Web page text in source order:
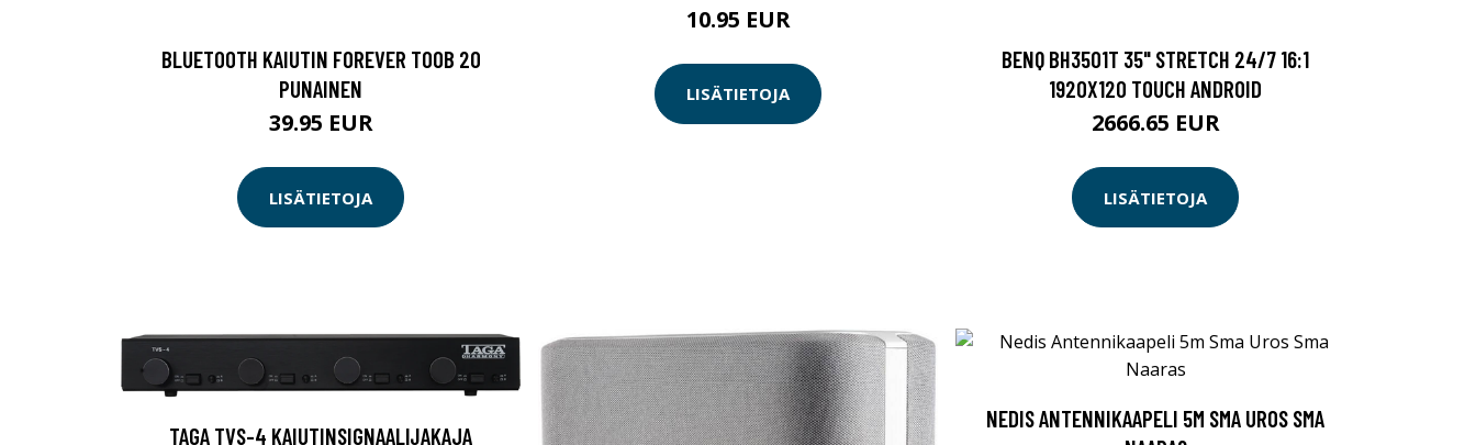
BLUETOOTH KAIUTIN FOREVER TOOB 20
PUNAINEN
39.95 EUR
LISÄTIETOJA
10.95 EUR
LISÄTIETOJA
BENQ BH3501T 35" STRETCH 24/7 16:1
1920X120 TOUCH ANDROID
2666.65 EUR
LISÄTIETOJA
TAGA TVS-4 KAIUTINSIGNAALIJAKAJA
NEDIS ANTENNIKAAPELI 5M SMA UROS SMA